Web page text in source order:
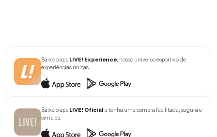
Baixe o appLIVE! Experience, nosso universo esportivo de
experiências únicas.
Baixe o appLIVE! Oficiale tenha uma compra facilitada, segura e
simples.